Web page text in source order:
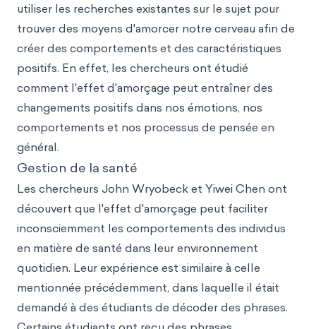
utiliser les recherches existantes sur le sujet pour
trouver des moyens d'amorcer notre cerveau afin de
créer des comportements et des caractéristiques
positifs. En effet, les chercheurs ont étudié
comment l'effet d'amorçage peut entraîner des
changements positifs dans nos émotions, nos
comportements et nos processus de pensée en
général.
Gestion de la santé
Les chercheurs John Wryobeck et Yiwei Chen ont
découvert que l'effet d'amorçage peut faciliter
inconsciemment les comportements des individus
en matière de santé dans leur environnement
quotidien. Leur expérience est similaire à celle
mentionnée précédemment, dans laquelle il était
demandé à des étudiants de décoder des phrases.